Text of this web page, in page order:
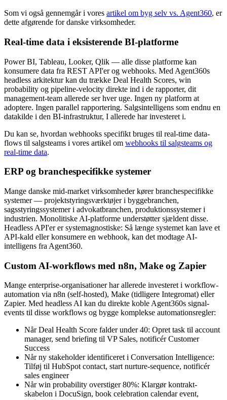
Som vi også gennemgår i vores artikel om byg selv vs. Agent360, er
dette afgørende for danske virksomheder.
Real-time data i eksisterende BI-platforme
Power BI, Tableau, Looker, Qlik — alle disse platforme kan
konsumere data fra REST API'er og webhooks. Med Agent360s
headless arkitektur kan du trække Deal Health Scores, win
probability og pipeline-velocity direkte ind i de rapporter, dit
management-team allerede ser hver uge. Ingen ny platform at
adoptere. Ingen parallel rapportering. Salgsintelligens som endnu en
datakilde i den BI-infrastruktur, I allerede har investeret i.
Du kan se, hvordan webhooks specifikt bruges til real-time data-
flows til salgsteams i vores artikel om webhooks til salgsteams og
real-time data.
ERP og branchespecifikke systemer
Mange danske mid-market virksomheder kører branchespecifikke
systemer — projektstyringsværktøjer i byggebranchen,
sagsstyringssystemer i advokatbranchen, produktionssystemer i
industrien. Monolitiske AI-platforme understøtter sjældent disse.
Headless API'er er systemagnostiske: Så længe systemet kan lave et
API-kald eller konsumere en webhook, kan det modtage AI-
intelligens fra Agent360.
Custom AI-workflows med n8n, Make og Zapier
Mange enterprise-organisationer har allerede investeret i workflow-
automation via n8n (self-hosted), Make (tidligere Integromat) eller
Zapier. Med headless AI kan du direkte koble Agent360s signal-
events til disse workflows og bygge komplekse automationsregler:
Når Deal Health Score falder under 40: Opret task til account
manager, send briefing til VP Sales, notificér Customer
Success
Når ny stakeholder identificeret i Conversation Intelligence:
Tilføj til HubSpot contact, start nurture-sequence, notificér
sales engineer
Når win probability overstiger 80%: Klargør kontrakt-
skabelon i DocuSign, book celebration calendar event,